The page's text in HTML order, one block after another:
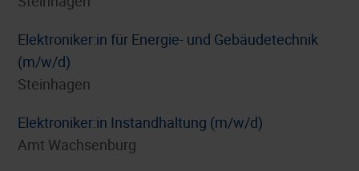
Elektroniker:in für Energie- und Gebäudetechnik
(m/w/d)
Steinhagen
Elektroniker:in Instandhaltung (m/w/d)
Amt Wachsenburg